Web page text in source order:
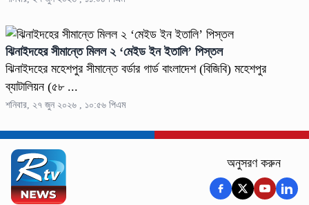
ঝিনাইদহের সীমান্তে মিলল ২ ‘মেইড ইন ইতালি’ পিস্তল
ঝিনাইদহের মহেশপুর সীমান্তে বর্ডার গার্ড বাংলাদেশ (বিজিবি) মহেশপুর
ব্যাটালিয়ন (৫৮ ...
শনিবার, ২৭ জুন ২০২৬ , ১০:৫৬ পিএম
অনুসরণ করুন